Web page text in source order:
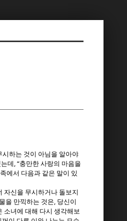
하는 것이 아님을 알아야
데, “충만한 사랑의 마음을
에서 다음과 같은 말이 있
자신을 무시하거나 돌보지
을 만끽하는 것은, 당신이
소녀에 대해 다시 생각해보